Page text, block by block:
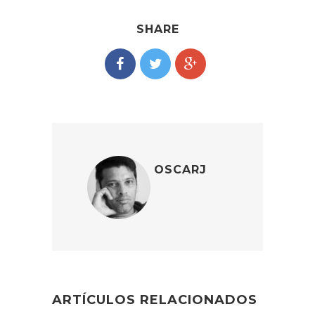
SHARE
OSCARJ
ARTÍCULOS RELACIONADOS